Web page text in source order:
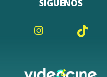
SÍGUENOS